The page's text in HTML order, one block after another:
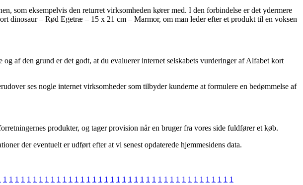
som eksempelvis den returret virksomheden kører med. I den forbindelse er det ydermere
dinosaur – Rød Egetræ – 15 x 21 cm – Marmor, om man leder efter et produkt til en voksen
af den grund er det godt, at du evaluerer internet selskabets vurderinger af Alfabet kort
ses nogle internet virksomheder som tilbyder kunderne at formulere en bedømmelse af
produkter, og tager provision når en bruger fra vores side fuldfører et køb.
der eventuelt er udført efter at vi senest opdaterede hjemmesidens data.
1 1 1 1 1 1 1 1 1 1 1 1 1 1 1 1 1 1 1 1 1 1 1 1 1 1 1 1 1 1 1 1 1 1 1 1 1 1 1